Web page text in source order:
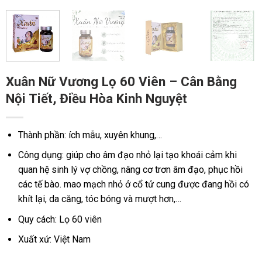
Xuân Nữ Vương Lọ 60 Viên – Cân Bằng
Nội Tiết, Điều Hòa Kinh Nguyệt
Thành phần: ích mẫu, xuyên khung,…
Công dụng: giúp cho âm đạo nhỏ lại tạo khoái cảm khi
quan hệ sinh lý vợ chồng, nâng cơ trơn âm đạo, phục hồi
các tế bào. mao mạch nhỏ ở cổ tử cung được đang hồi có
khít lại, da căng, tóc bóng và mượt hơn,…
Quy cách: Lọ 60 viên
Xuất xứ: Việt Nam